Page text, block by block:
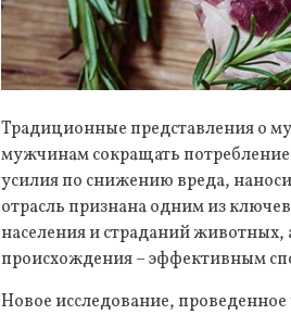
Традиционные представления о
мужчинам сокращать
усилия по снижению вреда,
отрасль признана одним из
населения и страданий
происхождения – эффективным
Новое исследование,